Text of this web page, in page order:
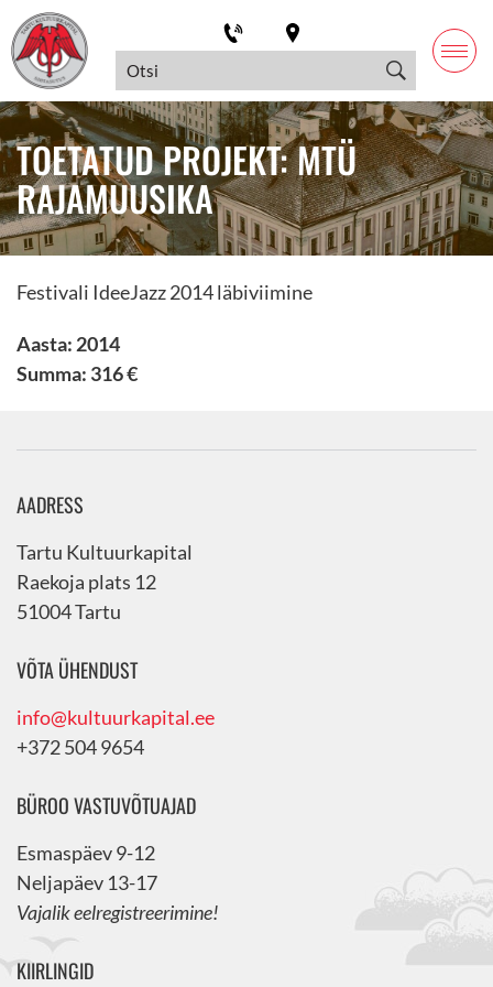
TOETATUD PROJEKT: MTÜ
RAJAMUUSIKA
Festivali IdeeJazz 2014 läbiviimine
Aasta: 2014
Summa: 316 €
AADRESS
Tartu Kultuurkapital
Raekoja plats 12
51004 Tartu
VÕTA ÜHENDUST
info@kultuurkapital.ee
+372 504 9654
BÜROO VASTUVÕTUAJAD
Esmaspäev 9-12
Neljapäev 13-17
Vajalik eelregistreerimine!
KIIRLINGID